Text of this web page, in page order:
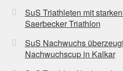
SuS Triathleten mit
Saerbecker Triathlon
SuS Nachwuchs
Nachwuchscup in Kalkar